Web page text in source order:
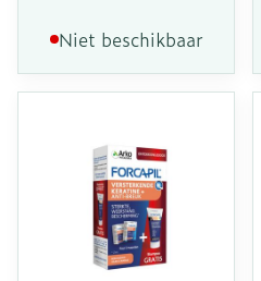
Niet beschikbaar